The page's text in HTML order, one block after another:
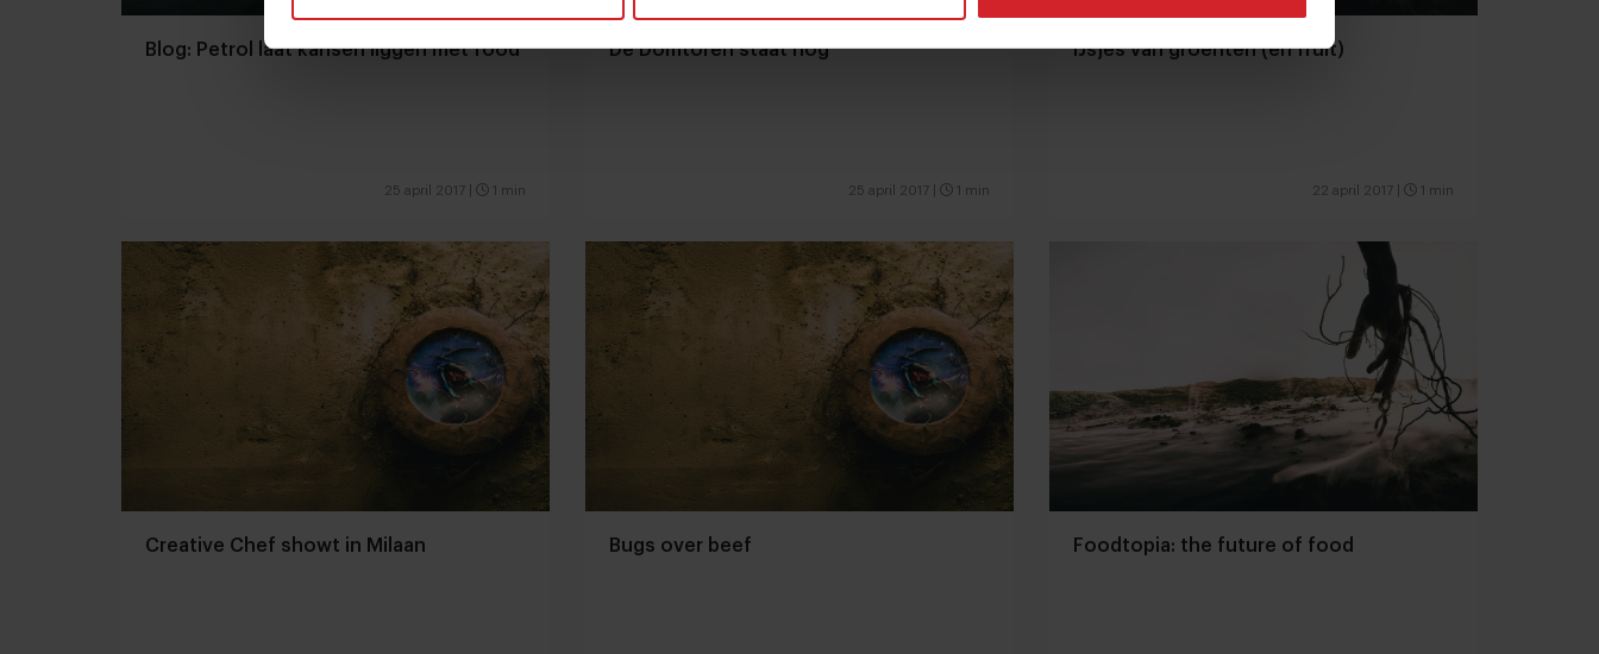
Blog: Petrol laat kansen liggen met food
25 april 2017 1 min
De Domtoren staat nog
25 april 2017 1 min
IJsjes van groenten (en fruit)
22 april 2017 1 min
Creative Chef showt in Milaan Bugs over beef Foodtopia: the future of food